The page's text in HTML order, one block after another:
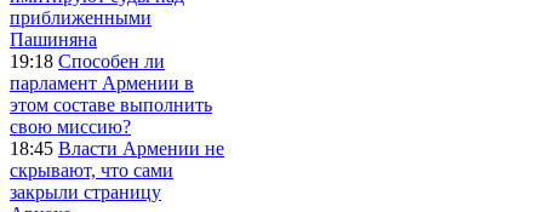
приближенными
Пашиняна
19:18 Способен ли
парламент Армении в
этом составе выполнить
свою миссию?
18:45 Власти Армении не
скрывают, что сами
закрыли страницу